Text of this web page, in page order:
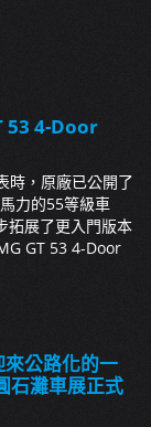
53 4-Door
時，原廠已公開了
力的55等級車
拓展了更入門版本
GT 53 4-Door
公路化的一
灘車展正式